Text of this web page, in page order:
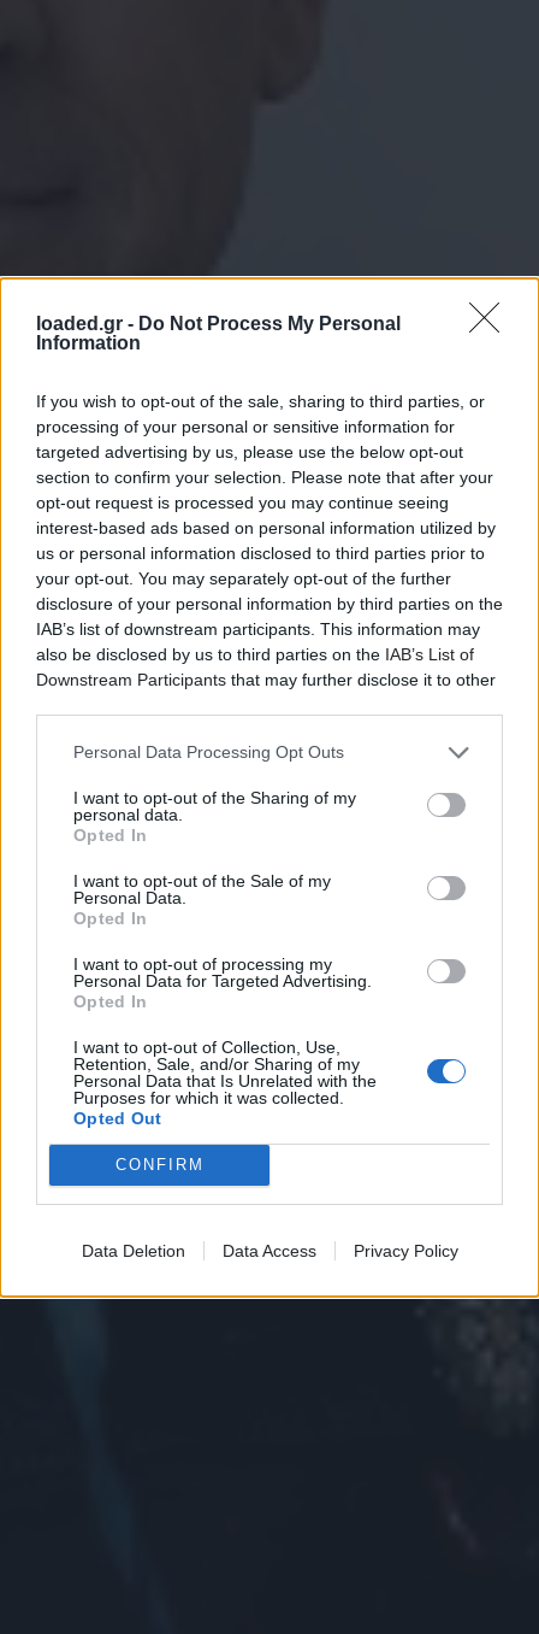
loaded.gr - Do Not Process My Personal
Information
If you wish to opt-out of the sale, sharing to third parties, or
processing of your personal or sensitive information for
targeted advertising by us, please use the below opt-out
section to confirm your selection. Please note that after your
opt-out request is processed you may continue seeing
interest-based ads based on personal information utilized by
us or personal information disclosed to third parties prior to
your opt-out. You may separately opt-out of the further
disclosure of your personal information by third parties on the
IAB’s list of downstream participants. This information may
also be disclosed by us to third parties on the IAB’s List of
Downstream Participants that may further disclose it to other
Personal Data Processing Opt Outs
I want to opt-out of the Sharing of my
personal data.
Opted In
I want to opt-out of the Sale of my
Personal Data.
Opted In
I want to opt-out of processing my
Personal Data for Targeted Advertising.
Opted In
I want to opt-out of Collection, Use,
Retention, Sale, and/or Sharing of my
Personal Data that Is Unrelated with the
Purposes for which it was collected.
Opted Out
CONFIRM
Data Deletion Data Access Privacy Policy